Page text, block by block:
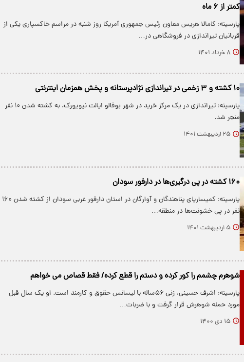
کمتر از ۶ ماه
پارسینه: کامالا هریس معاون رئیس جمهوری آمریکا روز شنبه در مراسم خاکسپاری یکی از
قربانیان تیراندازی در فروشگاهی در…
۸ خرداد ۱۴۰۱
۱۰ کشته و ۳ زخمی در تیراندازی نژادپرستانه و پخش همزمان اینترنتی
پارسینه: تیراندازی در یک مرکز خرید در شهر بوفالو ایالت نیویورک، به کشته شدن ۱۰ نفر
منجر شد.
۲۵ اردیبهشت ۱۴۰۱
۱۶۰ کشته در پی درگیری‌ها در دارفور سودان
پارسینه: کمیساریای پناهندگان و آوارگان در استان دارفور غربی سودان از کشته شدن ۱۶۰
نفر در پی خشونت‌ها در منطقه…
۵ اردیبهشت ۱۴۰۱
شوهرم چشمم را کور کرده و دستم را قطع کرده/ فقط قصاص می خواهم
پارسینه: اشرف حسینی، زنی ۵۶‌ساله با لیسانس حقوق و کارمند است. او یک سال قبل
مورد حمله شوهرش قرار گرفت و با ضربات…
۱۵ دی ۱۴۰۰